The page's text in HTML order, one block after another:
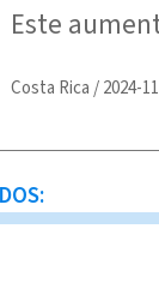
Este
Costa Rica /2024-